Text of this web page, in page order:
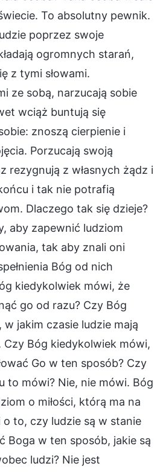
To absolutny pewnik.
poprzez swoje
ogromnych starań,
z tymi słowami.
ze sobą, narzucają sobie
wciąż buntują się
znoszą cierpienie i
Porzucają swoją
rezygnują z własnych żądz i
i tak nie potrafią
Dlaczego tak się dzieje?
aby zapewnić ludziom
tak aby znali oni
Bóg od nich
kiedykolwiek mówi, że
go od razu? Czy Bóg
jakim czasie ludzie mają
Czy Bóg kiedykolwiek mówi,
Go w ten sposób? Czy
to mówi? Nie, nie mówi. Bóg
o miłości, którą ma na
to, czy ludzie są w stanie
Boga w ten sposób, jakie są
ludzi? Nie jest